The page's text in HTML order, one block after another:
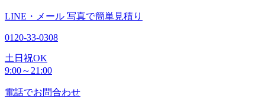
LINE・メール 写真で簡単見積り
0120-33-0308
土日祝OK
9:00～21:00
電話でお問合わせ